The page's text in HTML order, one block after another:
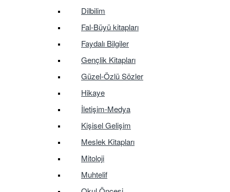
Dilbilim
Fal-Büyü kitapları
Faydalı Bilgiler
Gençlik Kitapları
Güzel-Özlü Sözler
Hikaye
İletişim-Medya
Kişisel Gelişim
Meslek Kitapları
Mitoloji
Muhtelif